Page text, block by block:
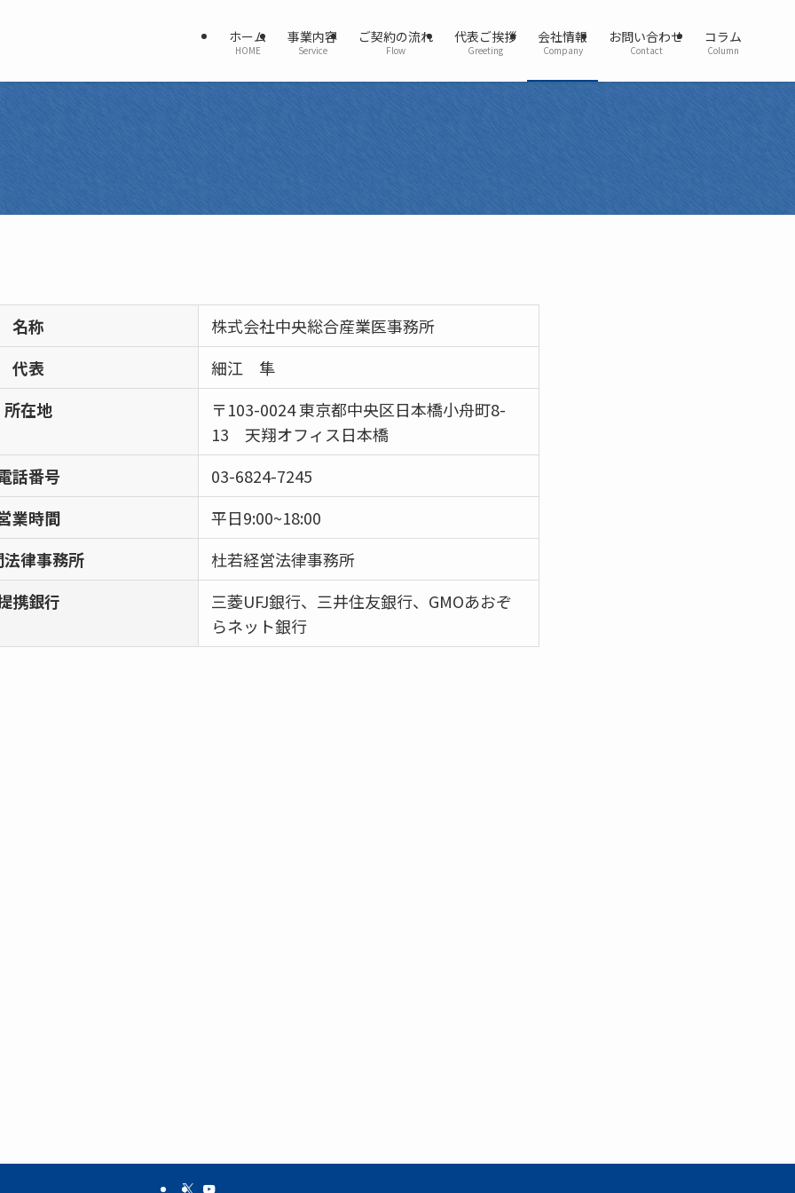
ホーム
HOME
事業内容
Service
ご契約の流れ
Flow
代表ご挨拶
Greeting
会社情報
Company
お問い合わせ
Contact
コラム
Column
名称
株式会社中央総合産業医事務所
代表
細江 隼
所在地
〒103-0024 東京都中央区日本橋小舟町8-
13 天翔オフィス日本橋
話番号
03-6824-7245
業時間
平日9:00~18:00
律事務所
杜若経営法律事務所
携銀行
三菱UFJ銀行、三井住友銀行、GMOあおぞ
らネット銀行